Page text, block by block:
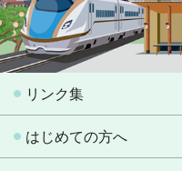
リンク集
はじめての方へ